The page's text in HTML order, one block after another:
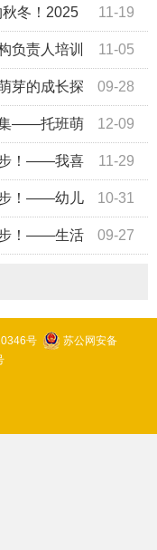
11-19
秋冬！2025
11-05
负责人培训
09-28
芽的成长探
12-09
集——托班萌
11-29
步！——我喜
10-31
步！——幼儿
09-27
步！——生活
号
苏公网安备